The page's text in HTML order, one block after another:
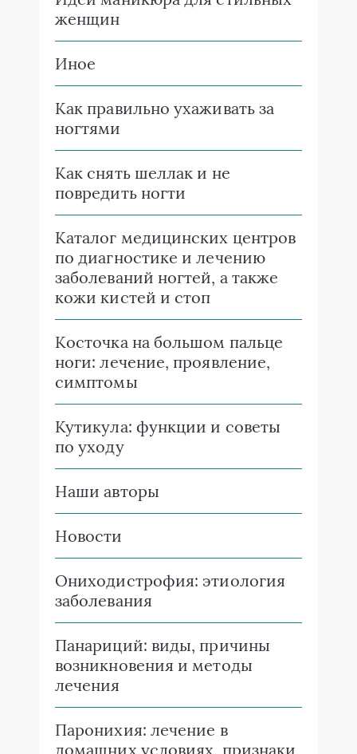
женщин
Иное
Как правильно ухаживать за
ногтями
Как снять шеллак и не
повредить ногти
Каталог медицинских центров
по диагностике и лечению
заболеваний ногтей, а также
кожи кистей и стоп
Косточка на большом пальце
ноги: лечение, проявление,
симптомы
Кутикула: функции и советы
по уходу
Наши авторы
Новости
Ониходистрофия: этиология
заболевания
Панариций: виды, причины
возникновения и методы
лечения
Паронихия: лечение в
домашних условиях, признаки